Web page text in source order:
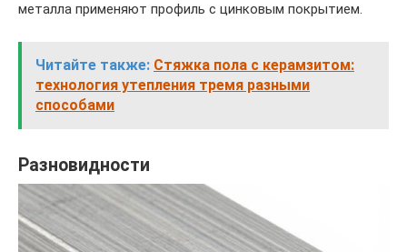
металла применяют профиль с цинковым покрытием.
Читайте также: Стяжка пола с керамзитом:
технология утепления тремя разными
способами
Разновидности